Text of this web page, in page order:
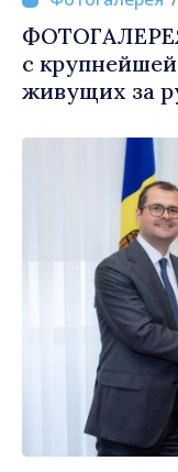
с
живущих за